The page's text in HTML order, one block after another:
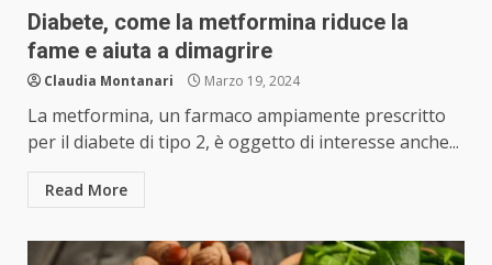
Diabete, come la metformina riduce la
fame e aiuta a dimagrire
Claudia Montanari Marzo 19, 2024
La metformina, un farmaco ampiamente prescritto
per il diabete di tipo 2, è oggetto di interesse anche...
Read More